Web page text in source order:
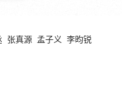
张真源 孟子义 李昀锐